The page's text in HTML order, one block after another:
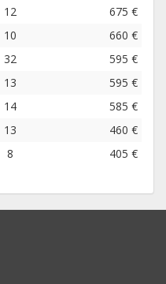
12
675 €
10
660 €
32
595 €
13
595 €
14
585 €
13
460 €
8 405 €